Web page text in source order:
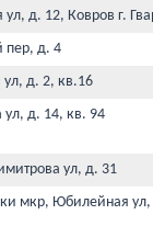
ул, д. 12, Ковров г.
пер, д. 4
ул, д. 2, кв.16
ул, д. 14, кв. 94
ул, д. 31
мкр, Юбилейная